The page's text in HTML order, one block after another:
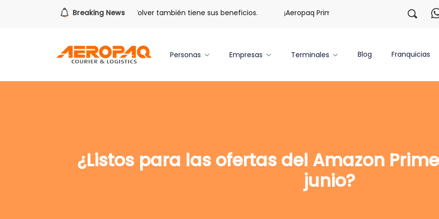
Breaking News
Para todo lo que viene. Volver también tiene sus beneficios. ¡Aeropaq Prime TE DA MÁS! ¡Regístrate
Personas Empresas Terminales Blog Franquicias
¿Listos para las ofertas del Amazon Prime
junio?